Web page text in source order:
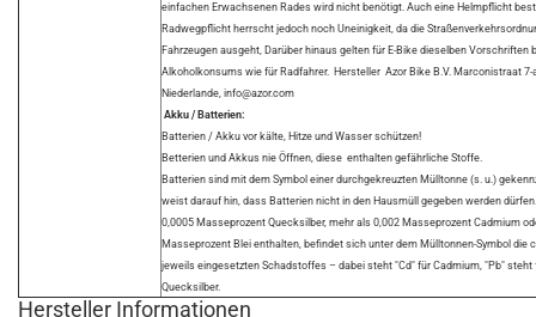
einfachen Erwachsenen Rades wird nicht benötigt. Auch eine Helmpflicht
Radwegpflicht herrscht jedoch noch Uneinigkeit, da die
Fahrzeugen ausgeht, Darüber hinaus gelten für E-Bike dieselben Vorschriften
Alkoholkonsums wie für Radfahrer. Hersteller Azor Bike B.V. Marconistraat 7-
Niederlande, info@azor.com
Akku / Batterien:
Batterien / Akku vor kälte, Hitze und Wasser schützen!
Betterien und Akkus nie Öffnen, diese enthalten gefährliche Stoffe.
Batterien sind mit dem Symbol einer durchgekreuzten Mülltonne (s. u.)
weist darauf hin, dass Batterien nicht in den Hausmüll gegeben werden
0,0005 Masseprozent Quecksilber, mehr als 0,002 Masseprozent Cadmium
Masseprozent Blei enthalten, befindet sich unter dem Mülltonnen-Symbol die
jeweils eingesetzten Schadstoffes – dabei steht "Cd" für Cadmium, "Pb" steht
Quecksilber.
Hersteller Informationen